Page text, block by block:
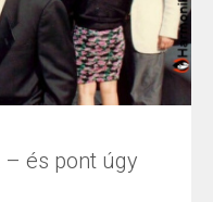
és pont úgy